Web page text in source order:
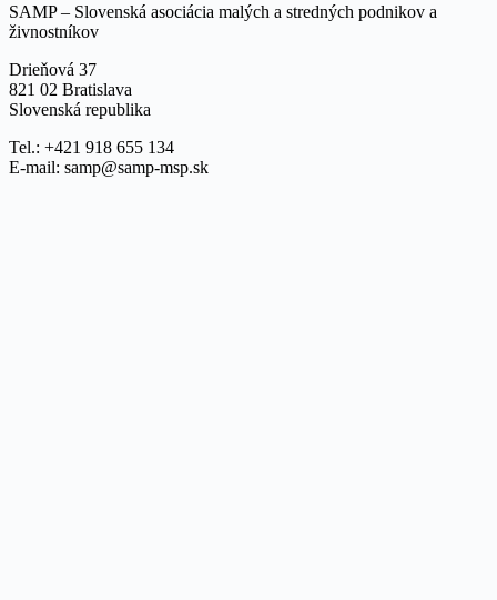
SAMP – Slovenská asociácia malých a stredných podnikov a
živnostníkov
Drieňová 37
821 02 Bratislava
Slovenská republika
Tel.: +421 918 655 134
E-mail: samp@samp-msp.sk